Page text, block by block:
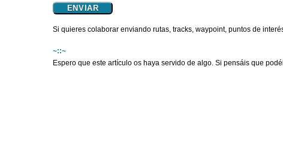
Si quieres colaborar enviando rutas, tracks, waypoint, puntos de
~::~
Espero que este artículo os haya servido de algo. Si pensáis que